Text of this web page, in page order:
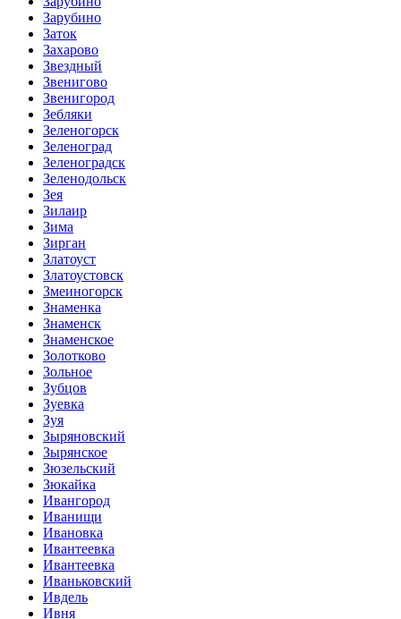
Зарубино
Заток
Захарово
Звездный
Звенигово
Звенигород
Зебляки
Зеленогорск
Зеленоград
Зеленоградск
Зеленодольск
Зея
Зилаир
Зима
Зирган
Златоуст
Златоустовск
Змеиногорск
Знаменка
Знаменск
Знаменское
Золотково
Зольное
Зубцов
Зуевка
Зуя
Зыряновский
Зырянское
Зюзельский
Зюкайка
Ивангород
Иванищи
Ивановка
Ивантеевка
Ивантеевка
Иваньковский
Ивдель
Ивня